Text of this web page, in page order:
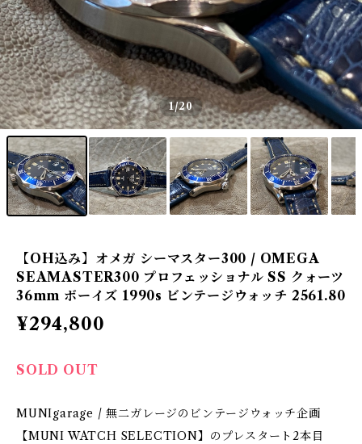
1/20
【OH込み】オメガ シーマスター300 / OMEGA
SEAMASTER300 プロフェッショナル SS クォーツ
36mm ボーイズ 1990s ビンテージウォッチ 2561.80
¥294,800
SOLD OUT
MUNIgarage / 無二ガレージのビンテージウォッチ企画
【MUNI WATCH SELECTION】のプレスタート2本目